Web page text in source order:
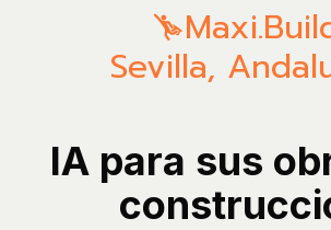
Sevilla,
IA para sus